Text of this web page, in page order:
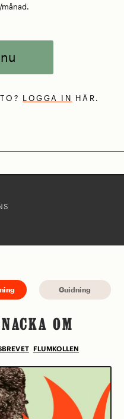
LOGGA IN HÄR.
Guidning
OM
FLUMKOLLEN